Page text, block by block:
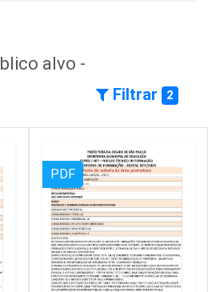
alvo -
Filtrar 2
PDF